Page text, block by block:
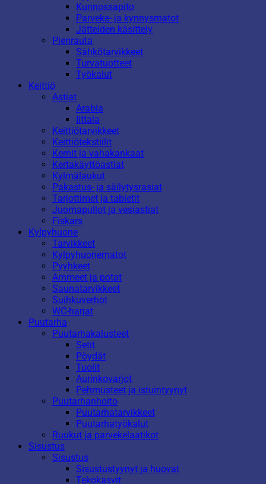
Kunnossapito
Parveke- ja kynnysmatot
Jätteiden käsittely
Pienrauta
Sähkötarvikkeet
Turvatuotteet
Työkalut
Keittiö
Astiat
Arabia
Iittala
Keittiötarvikkeet
Keittiötekstiilit
Kernit ja vahakankaat
Kertakäyttöastiat
Kylmälaukut
Pakastus- ja säilytysrasiat
Tarjottimet ja tabletit
Juomapullot ja vesiastiat
Fiskars
Kylpyhuone
Tarvikkeet
Kylpyhuonematot
Pyyhkeet
Ammeet ja potat
Saunatarvikkeet
Suihkuverhot
WC-harjat
Puutarha
Puutarhakalusteet
Setit
Pöydät
Tuolit
Aurinkovarjot
Pehmusteet ja istuintyynyt
Puutarhanhoito
Puutarhatarvikkeet
Puutarhatyökalut
Ruukut ja parvekelaatikot
Sisustus
Sisustus
Sisustustyynyt ja huovat
Tekokasvit